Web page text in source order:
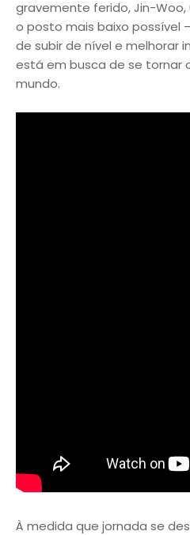
gravemente ferido, Jin-Woo,
o posto mais baixo possível
de subir de nível e melhorar
está em busca de se tornar
mundo.
À medida que jornada se